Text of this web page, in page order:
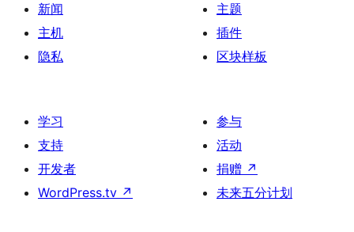
新闻
主机
隐私
主题
插件
区块样板
学习
支持
开发者
WordPress.tv ↗
参与
活动
捐赠 ↗
未来五分计划